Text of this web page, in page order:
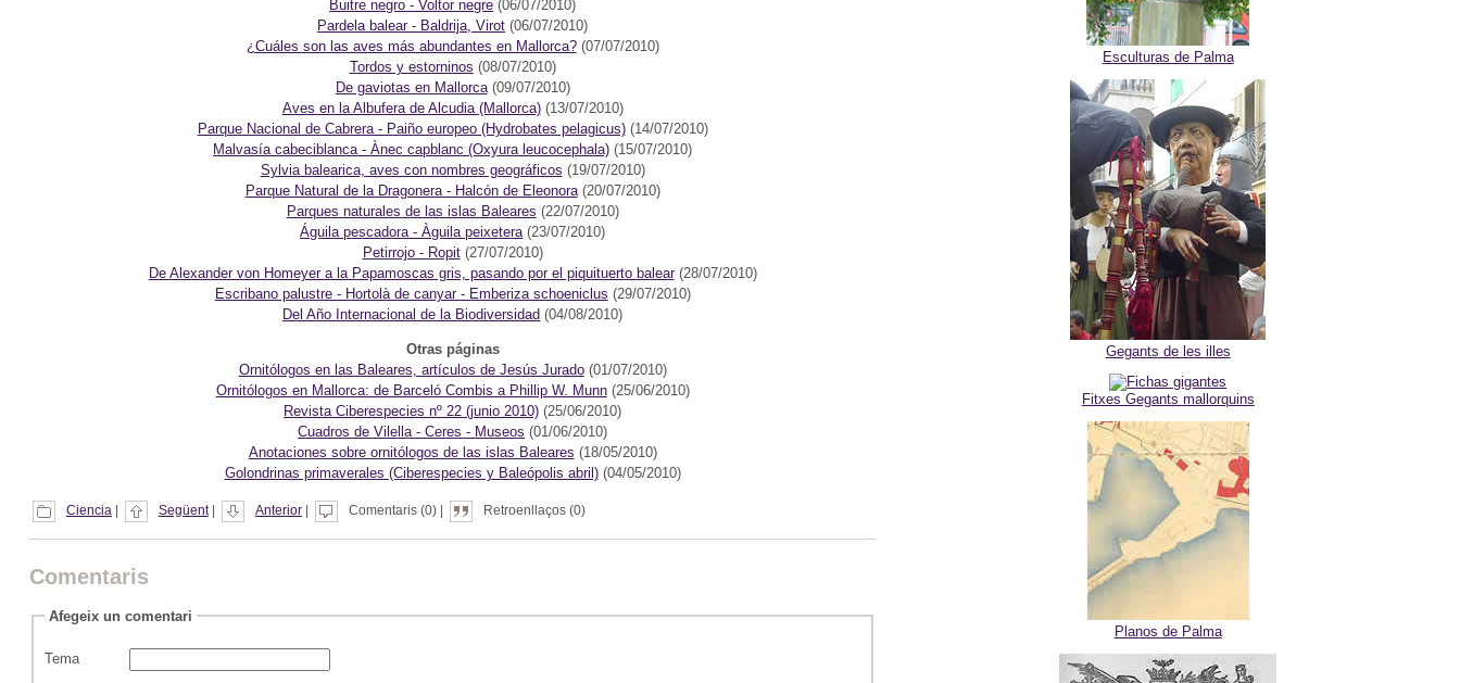
Buitre negro - Voltor negre (06/07/2010)
Pardela balear - Baldrija, Virot (06/07/2010)
¿Cuáles son las aves más abundantes en Mallorca?(07/07/2010)
Tordos y estorninos (08/07/2010)
De gaviotas en Mallorca(09/07/2010)
Aves en la Albufera de Alcudia (Mallorca)(13/07/2010)
Parque Nacional de Cabrera - Paiño europeo (Hydrobates pelagicus)(14/07/2010)
Malvasía cabeciblanca - Ànec capblanc (Oxyura leucocephala) (15/07/2010)
Sylvia balearica, aves con nombres geográficos (19/07/2010)
Parque Natural de la Dragonera - Halcón de Eleonora(20/07/2010)
Parques naturales de las islas Baleares (22/07/2010)
Águila pescadora - Àguila peixetera(23/07/2010)
Petirrojo - Ropit(27/07/2010)
De Alexander von Homeyer a la Papamoscas gris, pasando por el piquituerto balear(28/07/2010)
Escribano palustre - Hortolà de canyar - Emberiza schoeniclus (29/07/2010)
Del Año Internacional de la Biodiversidad (04/08/2010)
Otras páginas
Ornitólogos en las Baleares, artículos de Jesús Jurado(01/07/2010)
Ornitólogos en Mallorca: de Barceló Combis a Phillip W. Munn(25/06/2010)
Revista Ciberespecies nº 22 (junio 2010) (25/06/2010)
Cuadros de Vilella - Ceres - Museos (01/06/2010)
Anotaciones sobre ornitólogos de las islas Baleares (18/05/2010)
Golondrinas primaverales (Ciberespecies y Baleópolis abril)(04/05/2010)
Ciencia Següent| Anterior| Comentaris (0) | Retroenllaços (0)
Comentaris
Afegeix un comentari
Tema
Esculturas de Palma
Gegants de les illes
Fitxes Gegants mallorquins
Planos de Palma